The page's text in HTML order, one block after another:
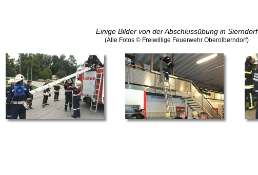
Einige Bilder von der Abschlussübung in Sierndorf
(Alle Fotos © Freiwillige Feuerwehr Oberolberndorf)